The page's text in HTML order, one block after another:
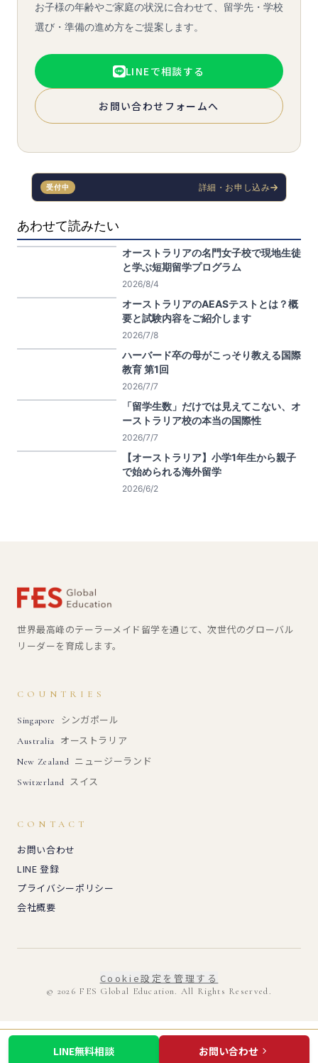
お子様の年齢やご家庭の状況に合わせて、留学先・学校
選び・準備の進め方をご提案します。
LINEで相談する
お問い合わせフォームへ
受付中 詳細・お申し込み
あわせて読みたい
オーストラリアの名門女子校で現地生徒
と学ぶ短期留学プログラム
2026/8/4
オーストラリアのAEASテストとは？概
要と試験内容をご紹介します
2026/7/8
ハーバード卒の母がこっそり教える国際
教育 第1回
2026/7/7
「留学生数」だけでは見えてこない、オ
ーストラリア校の本当の国際性
2026/7/7
【オーストラリア】小学1年生から親子
で始められる海外留学
2026/6/2
世界最高峰のテーラーメイド留学を通じて、次世代のグローバル
リーダーを育成します。
COUNTRIES
Singapore シンガポール
Australia オーストラリア
New Zealand ニュージーランド
Switzerland スイス
CONTACT
お問い合わせ
LINE 登録
プライバシーポリシー
会社概要
Cookie設定を管理する
© 2026 FES Global Education. All Rights Reserved.
LINE無料相談 お問い合わせ